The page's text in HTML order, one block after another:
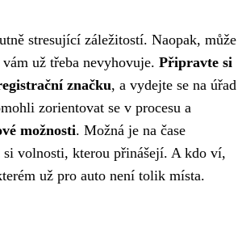
stresující záležitostí. Naopak, může
už třeba nevyhovuje. Připravte si
značku, a vydejte se na úřad
zorientovat se v procesu a
možnosti. Možná je na čase
volnosti, kterou přinášejí. A kdo ví,
už pro auto není tolik místa.